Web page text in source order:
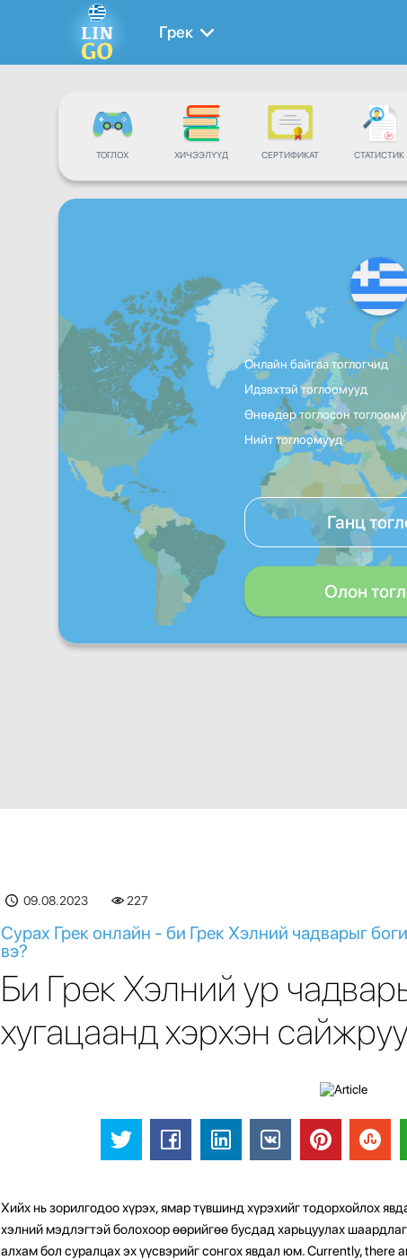
Грек
ТОГЛОХ ХИЧЭЭЛҮҮД СЕРТИФИКАТ СТАТИСТИК
Онлайн байгаа тоглогчид
Идэвхтэй тоглоомууд
Өнөөдөр тоглосон
Нийт тоглоомууд
Ганц
Олон
09.08.2023 227
Сурах Грек онлайн - би Грек Хэлний чадварыг
вэ?
Би Грек Хэлний ур
хугацаанд хэрхэн
Хийх нь зорилгодоо хүрэх, ямар түвшинд хүрэхийг тодорхойлох
хэлний мэдлэгтэй болохоор өөрийгөө бусдад харьцуулах
алхам бол суралцах эх үүсвэрийг сонгох явдал юм. Currently, there